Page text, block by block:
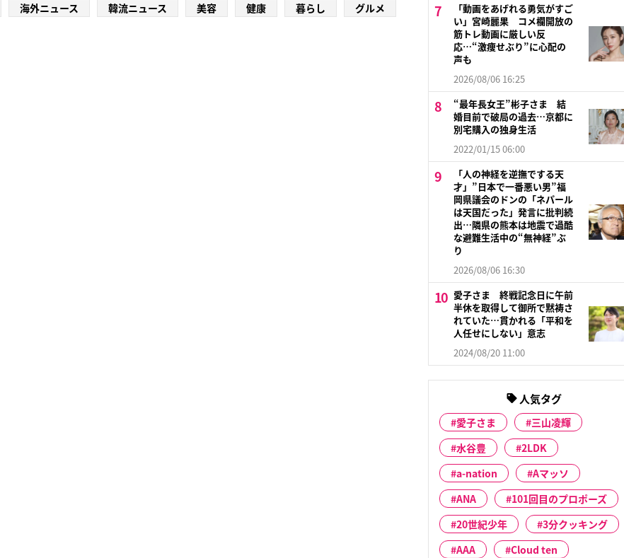
海外ニュース 韓流ニュース 美容 健康 暮らし グルメ
「動画をあげれる勇気がすご
い」宮崎麗果 コメ欄開放の
筋トレ動画に厳しい反
応…“激痩せぶり”に心配の
声も
2026/08/06 16:25
“最年長女王”彬子さま 結
婚目前で破局の過去…京都に
別宅購入の独身生活
2022/01/15 06:00
「人の神経を逆撫でする天
才」”日本で一番悪い男”福
岡県議会のドンの「ネパール
は天国だった」発言に批判続
出…隣県の熊本は地震で過酷
な避難生活中の“無神経”ぶ
り
2026/08/06 16:30
愛子さま 終戦記念日に午前
半休を取得して御所で黙祷さ
れていた…貫かれる「平和を
人任せにしない」意志
2024/08/20 11:00
人気タグ
愛子さま
三山凌輝
水谷豊
2LDK
a-nation
Aマッソ
ANA
101回目のプロポーズ
20世紀少年
3分クッキング
AAA
Cloud ten